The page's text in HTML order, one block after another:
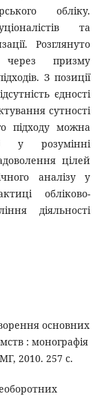
обліку.
та
Розглянуто
через призму
З позиції
єдності
сутності
підходу можна
у розумінні
цілей
аналізу у
обліково-
діяльності
основних
: монографія
2010. 257 с.